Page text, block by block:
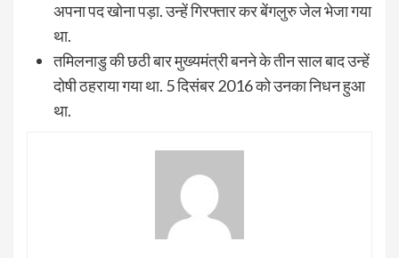
अपना पद खोना पड़ा. उन्हें गिरफ्तार कर बेंगलुरु जेल भेजा गया
था.
तमिलनाडु की छठी बार मुख्यमंत्री बनने के तीन साल बाद उन्हें
दोषी ठहराया गया था. 5 दिसंबर 2016 को उनका निधन हुआ
था.